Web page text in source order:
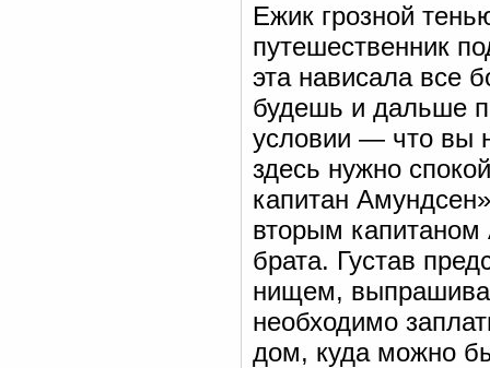
Ежик грозной
путешественник
эта нависала все
будешь и дальше
условии — что вы
здесь нужно
капитан
вторым капитаном
брата. Густав
нищем,
необходимо
дом, куда можно